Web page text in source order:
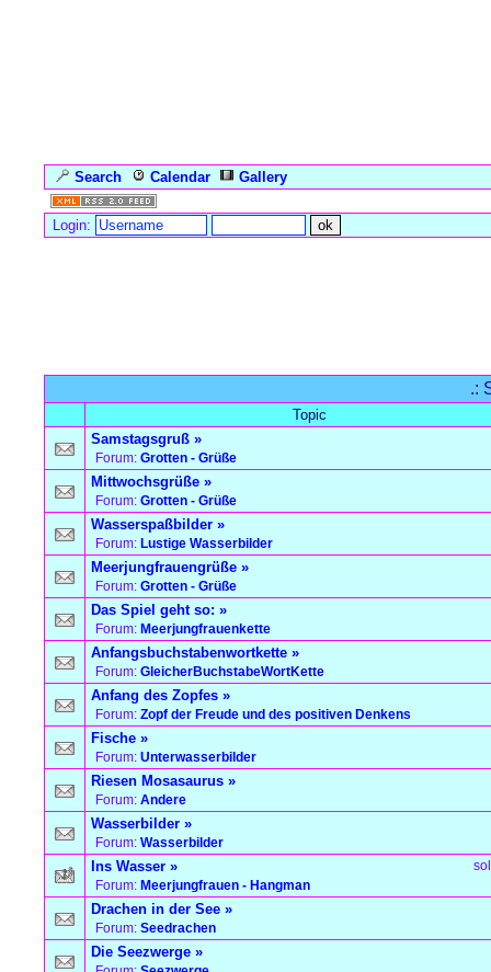
Search Calendar
Gallery
Login:
.:
Topic
Samstagsgruß »
Forum: Grotten - Grüße
Mittwochsgrüße »
Forum: Grotten - Grüße
Wasserspaßbilder »
Forum: Lustige Wasserbilder
Meerjungfrauengrüße »
Forum: Grotten - Grüße
Das Spiel geht so: »
Forum: Meerjungfrauenkette
Anfangsbuchstabenwortkette »
Forum: GleicherBuchstabeWortKette
Anfang des Zopfes »
Forum: Zopf der Freude und des positiven Denkens
Fische »
Forum: Unterwasserbilder
Riesen Mosasaurus »
Forum: Andere
Wasserbilder »
Forum: Wasserbilder
Ins Wasser »
Forum: Meerjungfrauen - Hangman
Drachen in der See »
Forum: Seedrachen
Die Seezwerge »